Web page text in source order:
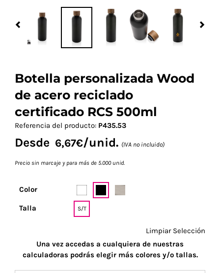
Previous
Botella personalizada Wood
de acero reciclado
certificado RCS 500ml
Referencia del producto: P435.53
Desde 6,67€/unid. (IVA no incluido)
Precio sin marcaje y para más de 5.000 unid.
Color
Talla S/T
Limpiar Selección
Una vez accedas a cualquiera de nuestras
calculadoras podrás elegir más colores y/o tallas.